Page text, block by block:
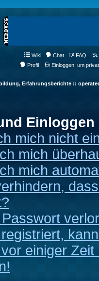
Wiki Chat FAQ
Profil
Einloggen, um
Erfahrungsberichte ::
Einloggen
mich nicht
mich
mich
einiger